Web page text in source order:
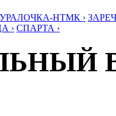
УРАЛОЧКА-НТМК ›
› СПАРТА ›